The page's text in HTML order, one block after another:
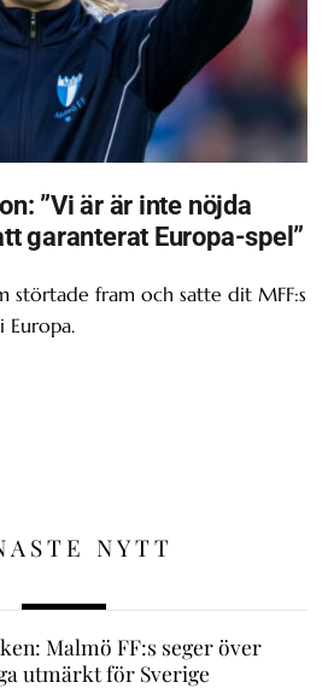
”Vi är är inte nöjda
garanterat Europa-spel”
störtade fram och satte dit MFF:s
Europa.
NYTT
Malmö FF:s seger över
utmärkt för Sverige